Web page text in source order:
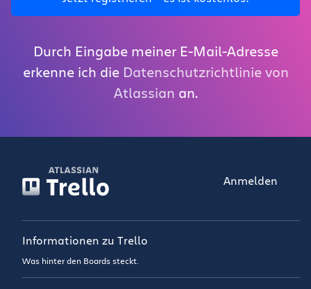
Durch Eingabe meiner E-Mail-Adresse
erkenne ich die Datenschutzrichtlinie von
Atlassian an.
Anmelden
Informationen zu Trello
Was hinter den Boards steckt.